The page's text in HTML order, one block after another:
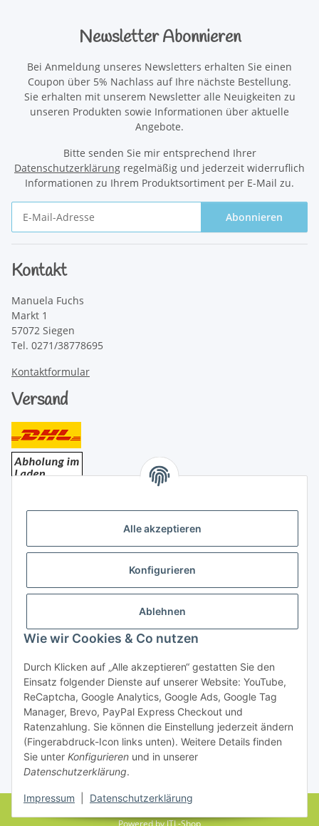
Alle akzeptieren
Konfigurieren
Ablehnen
Wie wir Cookies & Co nutzen
Durch Klicken auf „Alle akzeptieren“ gestatten Sie den
Einsatz folgender Dienste auf unserer Website: YouTube,
ReCaptcha, Google Analytics, Google Ads, Google Tag
Manager, Brevo, PayPal Express Checkout und
Ratenzahlung. Sie können die Einstellung jederzeit ändern
(Fingerabdruck-Icon links unten). Weitere Details finden
Sie unter Konfigurieren und in unserer
Datenschutzerklärung.
Impressum Datenschutzerklärung
Newsletter Abonnieren
Bei Anmeldung unseres Newsletters erhalten Sie einen
Coupon über 5% Nachlass auf Ihre nächste Bestellung.
Sie erhalten mit unserem Newsletter alle Neuigkeiten zu
unseren Produkten sowie Informationen über aktuelle
Angebote.
Bitte senden Sie mir entsprechend Ihrer
Datenschutzerklärung regelmäßig und jederzeit widerruflich
Informationen zu Ihrem Produktsortiment per E-Mail zu.
Abonnieren
Kontakt
Manuela Fuchs
Markt 1
57072 Siegen
Tel. 0271/38778695
Kontaktformular
Versand
Rechtliches
Vertrag widerrufen
* Alle Preise inkl. gesetzlicher USt., zzgl.
Powered byJTL-Shop